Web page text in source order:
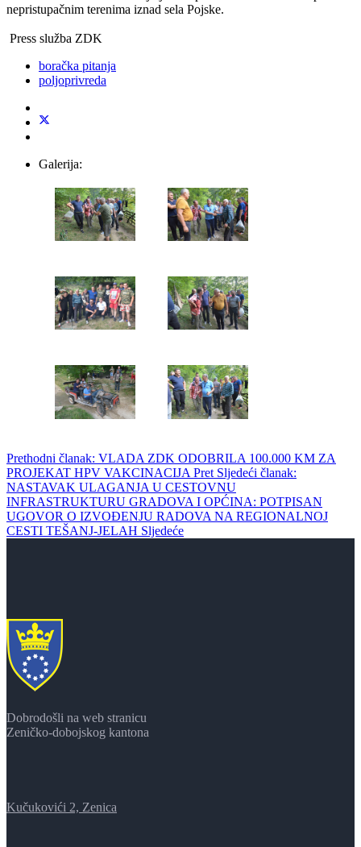
nepristupačnim terenima iznad sela Pojske.
Press služba ZDK
boračka pitanja
poljoprivreda
Galerija:
Prethodni članak: VLADA ZDK ODOBRILA 100.000 KM ZA
PROJEKAT HPV VAKCINACIJA Pret Sljedeći članak:
NASTAVAK ULAGANJA U CESTOVNU
INFRASTRUKTURU GRADOVA I OPĆINA: POTPISAN
UGOVOR O IZVOĐENJU RADOVA NA REGIONALNOJ
CESTI TEŠANJ-JELAH Sljedeće
Dobrodošli na web stranicu
Zeničko-dobojskog kantona
Kučukovići 2, Zenica